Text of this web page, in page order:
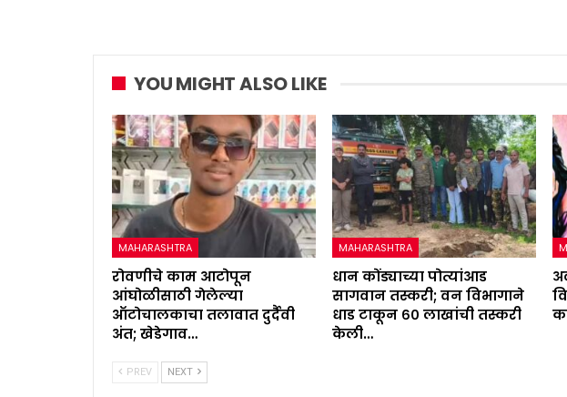
YOU MIGHT ALSO LIKE
MAHARASHTRA
रोवणीचे काम आटोपून
आंघोळीसाठी गेलेल्या
ऑटोचालकाचा तलावात दुर्दैवी
अंत; खेडेगाव…
MAHARASHTRA
धान कोंड्याच्या पोत्यांआड
सागवान तस्करी; वन विभागाने
धाड टाकून ६० लाखांची तस्करी
केली…
PREV NEXT